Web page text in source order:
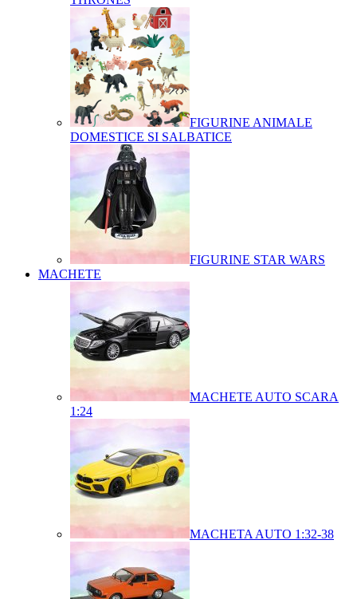
FIGURINE ANIMALE
DOMESTICE SI SALBATICE
FIGURINE STAR WARS
MACHETE
MACHETE AUTO SCARA
1:24
MACHETA AUTO 1:32-38